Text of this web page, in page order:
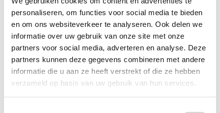
personaliseren, om functies voor social media te bieden
en om ons websiteverkeer te analyseren. Ook delen we
informatie over uw gebruik van onze site met onze
partners voor social media, adverteren en analyse. Deze
partners kunnen deze gegevens combineren met andere
informatie die u aan ze heeft verstrekt of die ze hebben
verzameld op basis van uw gebruik van hun services.
Prima
Gebruik: Thuis klussen
Bekijk review
Sandra 3 november 2024
Geweldig! prijzig maar beschermt heel goed